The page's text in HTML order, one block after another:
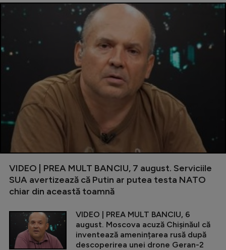
VIDEO | PREA MULT BANCIU, 7 august. Serviciile
SUA avertizează că Putin ar putea testa NATO
chiar din această toamnă
VIDEO | PREA MULT BANCIU, 6
august. Moscova acuză Chișinăul că
inventează amenințarea rusă după
descoperirea unei drone Geran-2